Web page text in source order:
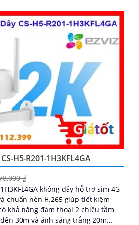
H5-R201-1H3KFL4GA
₫
không dây hỗ trợ sim 4G
chuẩn nén H.265 giúp tiết kiệm
khả năng đàm thoại 2 chiều tầm
30m và ánh sáng trắng 20m